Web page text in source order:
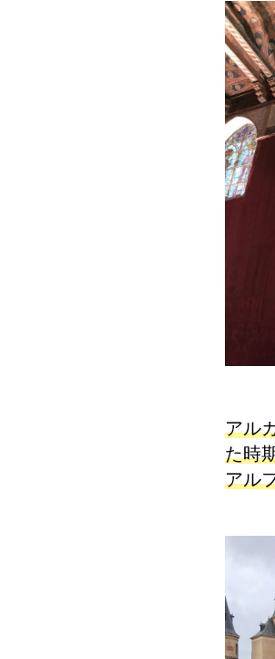
アル
た時
アル